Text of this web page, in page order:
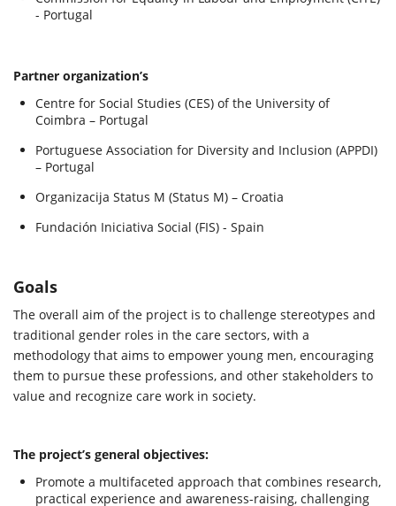
- Portugal
Partner organization’s
Centre for Social Studies (CES) of the University of
Coimbra – Portugal
Portuguese Association for Diversity and Inclusion (APPDI)
– Portugal
Organizacija Status M (Status M) – Croatia
Fundación Iniciativa Social (FIS) - Spain
Goals
The overall aim of the project is to challenge stereotypes and
traditional gender roles in the care sectors, with a
methodology that aims to empower young men, encouraging
them to pursue these professions, and other stakeholders to
value and recognize care work in society.
The project’s general objectives:
Promote a multifaceted approach that combines research,
practical experience and awareness-raising, challenging